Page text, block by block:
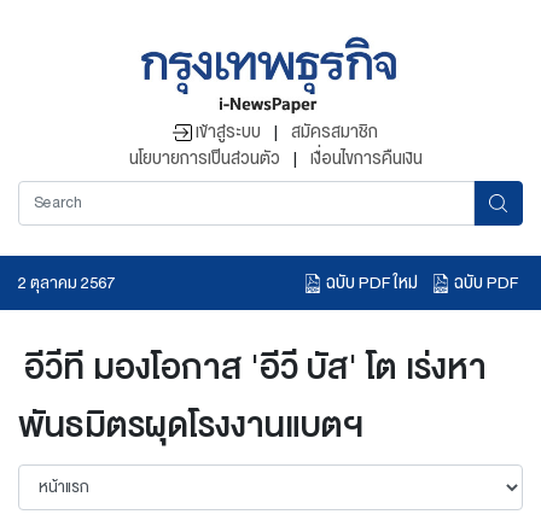
เข้าสู่ระบบ | สมัครสมาชิก
นโยบายการเป็นส่วนตัว | เงื่อนไขการคืนเงิน
2 ตุลาคม 2567 ฉบับ PDF ใหม่
ฉบับ PDF
อีวีที มองโอกาส 'อีวี บัส' โต เร่งหา
พันธมิตรผุดโรงงานแบตฯ